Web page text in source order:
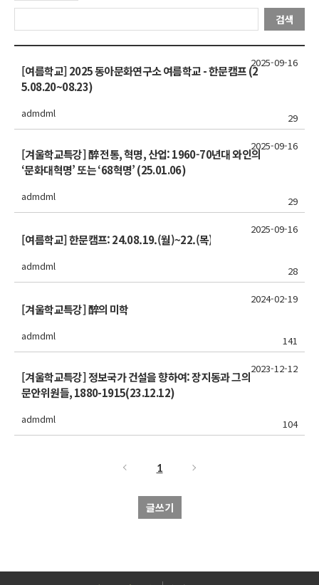
검색
[여름학교] 2025 동아문화연구소 여름학교 - 한문캠프 (2
5.08.20~08.23)
admdml 29
2025-09-16
[겨울학교특강] 醉 전통, 혁명, 산업: 1960-70년대 와인의
‘문화대혁명’ 또는 ‘68혁명’ (25.01.06)
admdml 29
2025-09-16
[여름학교] 한문캠프: 24.08.19.(월)~22.(목)
admdml 28
2025-09-16
[겨울학교특강] 醉의 미학
admdml 141
2024-02-19
[겨울학교특강] 정보국가 건설을 향하여: 장지동과 그의
문안위원들, 1880-1915(23.12.12)
admdml 104
2023-12-12
1
글쓰기